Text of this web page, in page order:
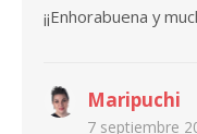
¡¡Enhorabuena y
Maripuchi
7 septiembre